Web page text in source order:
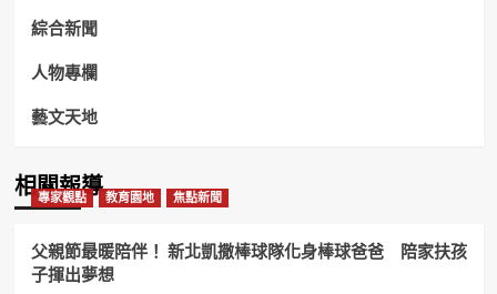
綜合新聞
人物專欄
藝文天地
相關報導
專家觀點 教育園地 焦點新聞
父親節最暖陪伴！ 新北凱撒棒球隊化身棒球爸爸 陪家扶孩
子揮出夢想